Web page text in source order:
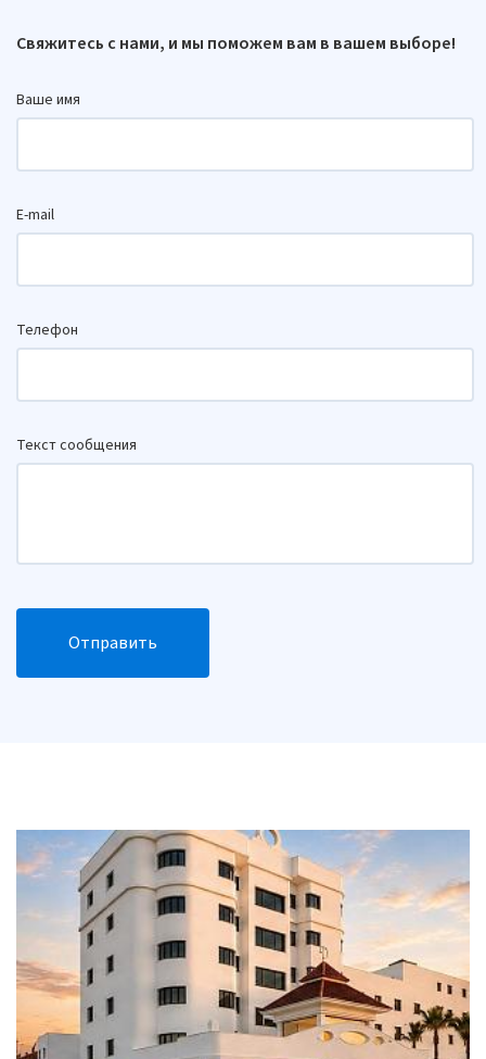
Свяжитесь с нами, и мы поможем вам в вашем выборе!
Ваше имя
E-mail
Телефон
Текст сообщения
Отправить